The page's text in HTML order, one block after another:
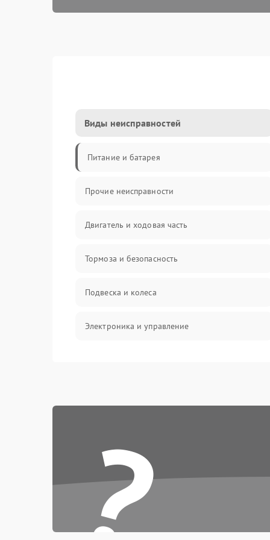
Виды неисправностей
Питание и батарея
Прочие неисправности
Двигатель и ходовая часть
Тормоза и безопасность
Подвеска и колеса
Электроника и управление
Батарея
Механические повреждения
?